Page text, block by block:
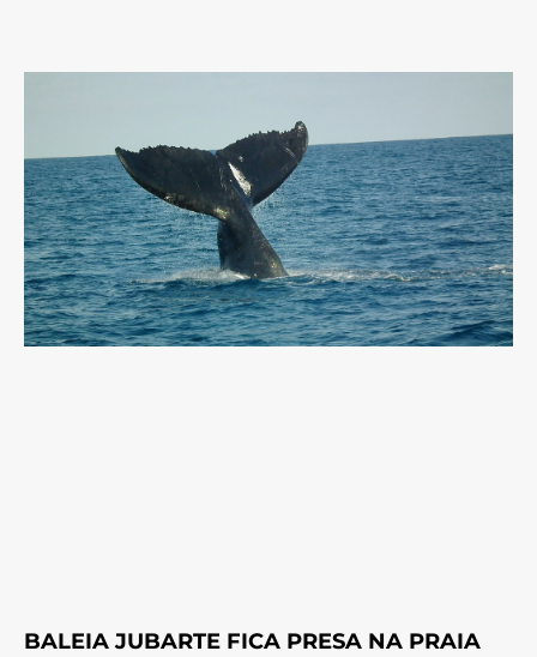
BALEIA JUBARTE FICA PRESA NA PRAIA